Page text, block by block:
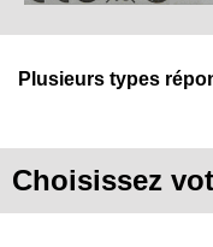
Plusieurs types
Choisissez